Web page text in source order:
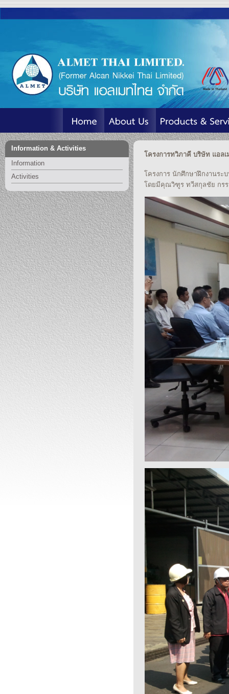
Information & Activities
Information
Activities
โครงการทวิภาคี บริษัท แอล
โครงการ นักศึกษาฝึกงานระ
โดยมีคุณวิฑูร ทวีสกุลชัย กรร